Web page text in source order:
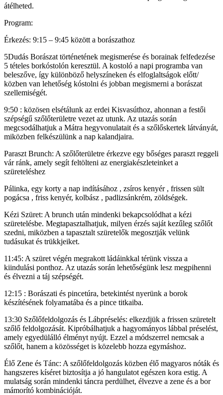
átélheted.
Program:
Érkezés: 9:15 – 9:45 között a borászathoz
5Dudás Borászat történetének megismerése és borainak felfedezése
5 tételes borkóstolón keresztül. A kostoló a napi programba van
beleszőve, így különböző helyszíneken és elfoglaltságok előtt/
közben van lehetőség kóstolni és jobban megismerni a borászat
szellemiségét.
9:50 : közösen elsétálunk az erdei Kisvasúthoz, ahonnan a festői
szépségű szőlőterületre vezet az utunk. Az utazás során
megcsodálhatjuk a Mátra hegyvonulatait és a szőlőskertek látványát,
miközben felkészülünk a nap kalandjaira.
Paraszt Brunch: A szőlőterületre érkezve egy bőséges paraszt reggeli
vár ránk, amely segít feltölteni az energiakészleteinket a
szüreteléshez
Pálinka, egy korty a nap indításához , zsíros kenyér , frissen sült
pogácsa , friss kenyér, kolbász , padlizsánkrém, zöldségek.
Kézi Szüret: A brunch után mindenki bekapcsolódhat a kézi
szüretelésbe. Megtapasztalhatjuk, milyen érzés saját kezűleg szőlőt
szedni, miközben a tapasztalt szüretelők megosztják velünk
tudásukat és trükkjeiket.
11:45: A szüret végén megrakott ládáinkkal térünk vissza a
kiindulási ponthoz. Az utazás során lehetőségünk lesz megpihenni
és élvezni a táj szépségét.
12:15 : Borászati és pincetúra, betekintést nyerünk a borok
készítésének folyamatába és a pince titkaiba.
13:30 Szőlőfeldolgozás és Lábpréselés: elkezdjük a frissen szüretelt
szőlő feldolgozását. Kipróbálhatjuk a hagyományos lábbal préselést,
amely egyedülálló élményt nyújt. Ezzel a módszerrel nemcsak a
szőlőt, hanem a közösséget is közelebb hozza egymáshoz.
Élő Zene és Tánc: A szőlőfeldolgozás közben élő magyaros nóták és
hangszeres kíséret biztosítja a jó hangulatot egészen kora estig. A
mulatság során mindenki táncra perdülhet, élvezve a zene és a bor
mámorító kombinációját.